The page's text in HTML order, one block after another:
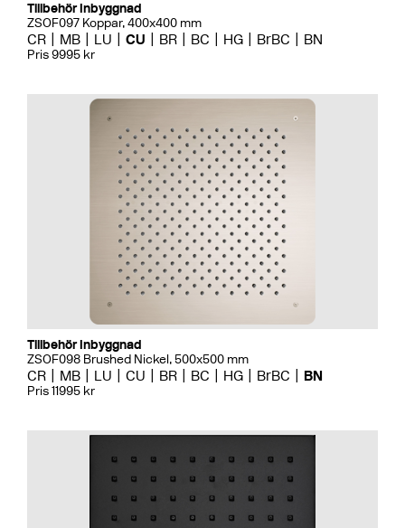
Tillbehör Inbyggnad
ZSOF097 Koppar, 400x400 mm
CR MB LU CU BR BC HG BrBC BN
Pris 9995 kr
Tillbehör Inbyggnad
ZSOF098 Brushed Nickel, 500x500 mm
CR MB LU CU BR BC HG BrBC BN
Pris 11995 kr